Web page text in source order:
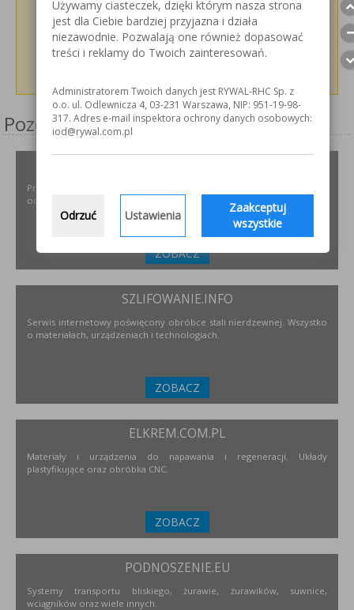
Pozostałe serwisy firmy
Projektowanie i dobór, montaż, serwis instalacji i urządzeń
odpylających dla różnych gałęzi przemysłu.
ZOBACZ
SZLIFOWANIE.INFO
Serwis internetowy poświęcony obróbce stali nierdzewnej. Wszystko
o materiałach, urządzeniach i technologiach.
ZOBACZ
ELKREM.COM.PL
Materiały i urządzenia do napawania i regeneracji. Układy
plastyfikujące oraz obróbka CNC.
ZOBACZ
PODNOSZENIE.EU
Systemy transportu bliskiego, żurawie, żurawików, suwnice,
wciągników oraz wiele innych.
Używamy ciasteczek, dzięki którym nasza strona
jest dla Ciebie bardziej przyjazna i działa
niezawodnie. Pozwalają one również dopasować
treści i reklamy do Twoich zainteresowań.
Administratorem Twoich danych jest RYWAL-RHC Sp. z
o.o. ul. Odlewnicza 4, 03-231 Warszawa, NIP: 951-19-98-
317. Adres e-mail inspektora ochrony danych osobowych:
iod@rywal.com.pl
Odrzuć Ustawienia
Zaakceptuj
wszystkie